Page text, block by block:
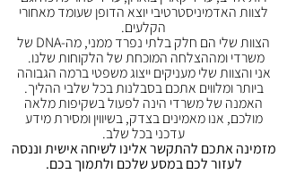
לצוות האדמיניסטרטיבי יוצא הדופן שעומד מאחורי
הקלעים.
הצוות שלי הם חלק בלתי נפרד ממני, מה-DNA של
משרדי ומההצלחה המוכחת של הלקוחות שלנו.
אני והצוות שלי מעניקים ייצוג משפטי ברמה הגבוהה
ביותר ומלווים אתכם בסבלנות בכל שלבי ההליך.
האמנה של משרדי הינה לפעול בשקיפות מלאה
מולכם, אנו מאמינים בצדק, בשיווין ומסירת מידע
עדכני בכל שלב.
מזמינה אתכם להתקשר אלינו לשיחה אישית וננסה
לעזור לכם במסע שלכם ולתמוך בכם.